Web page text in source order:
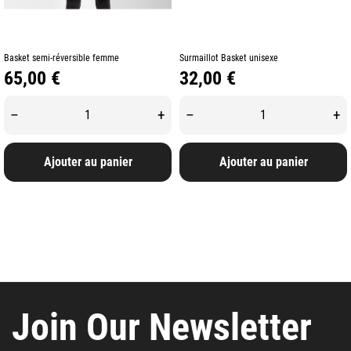
Basket semi-réversible femme
Prix
65,00 €
– +
Ajouter au panier
Surmaillot Basket unisexe
Prix
32,00 €
– +
Ajouter au panier
Join Our Newsletter